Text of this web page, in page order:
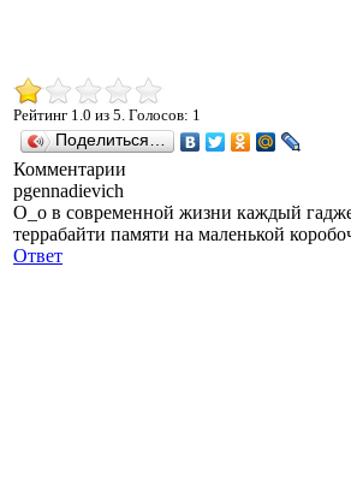
Рейтинг 1.0 из 5. Голосов: 1
Поделиться…
Комментарии
pgennadievich
О_о в современной жизни каждый
террабайти памяти на маленькой
Ответ